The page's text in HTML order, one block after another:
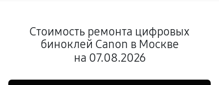
Стоимость ремонта цифровых
биноклей Canon в Москве
на 07.08.2026